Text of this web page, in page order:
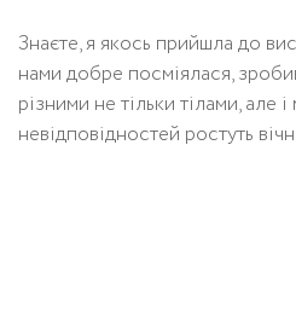
Знаєте, я якось прийшла до
нами добре посміялася,
різними не тільки тілами, але і
невідповідностей ростуть